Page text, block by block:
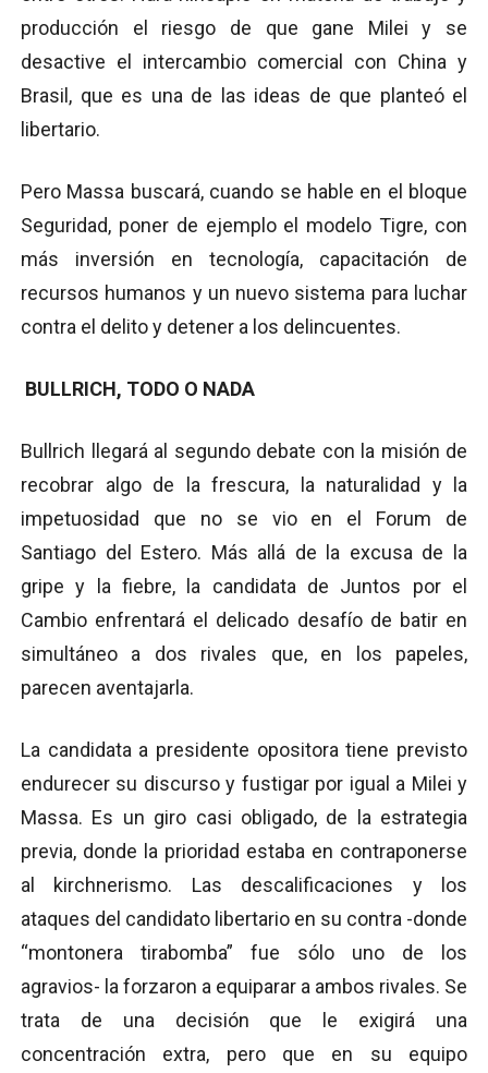
producción el riesgo de que gane Milei y se
desactive el intercambio comercial con China y
Brasil, que es una de las ideas de que planteó el
libertario.
Pero Massa buscará, cuando se hable en el bloque
Seguridad, poner de ejemplo el modelo Tigre, con
más inversión en tecnología, capacitación de
recursos humanos y un nuevo sistema para luchar
contra el delito y detener a los delincuentes.
BULLRICH, TODO O NADA
Bullrich llegará al segundo debate con la misión de
recobrar algo de la frescura, la naturalidad y la
impetuosidad que no se vio en el Forum de
Santiago del Estero. Más allá de la excusa de la
gripe y la fiebre, la candidata de Juntos por el
Cambio enfrentará el delicado desafío de batir en
simultáneo a dos rivales que, en los papeles,
parecen aventajarla.
La candidata a presidente opositora tiene previsto
endurecer su discurso y fustigar por igual a Milei y
Massa. Es un giro casi obligado, de la estrategia
previa, donde la prioridad estaba en contraponerse
al kirchnerismo. Las descalificaciones y los
ataques del candidato libertario en su contra -donde
“montonera tirabomba” fue sólo uno de los
agravios- la forzaron a equiparar a ambos rivales. Se
trata de una decisión que le exigirá una
concentración extra, pero que en su equipo